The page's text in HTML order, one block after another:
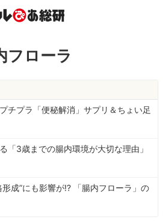
フローラ
チプラ「便秘解消」サプリ＆ちょい足
「3歳までの腸内環境が大切な理由」
成”にも影響が!? 「腸内フローラ」の